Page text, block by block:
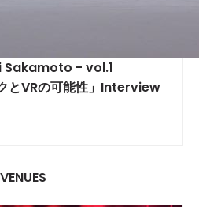
Sakamoto - vol.1
とVRの可能性」Interview
VENUES